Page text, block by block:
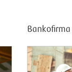
Bankofirma